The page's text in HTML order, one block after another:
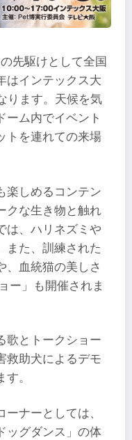
先駆けとして全国
はインテックス大
ります。天候を気
ーム内でイベント
トを連れての来場
楽しめるコンテン
クな生き物と触れ
は、ハリネズミや
また、訓練された
、血統猫の美しさ
ー」も開催されま
歌とトークショー
救助犬によるデモ
。
ナーとしては、
ッグダンス」の体